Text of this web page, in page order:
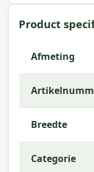
Artikelnummer:
EAN:
Afmeting:Ca.
Stof:65%
Vulling:SG-35
Product
Afmeting
Breedte
Categorie